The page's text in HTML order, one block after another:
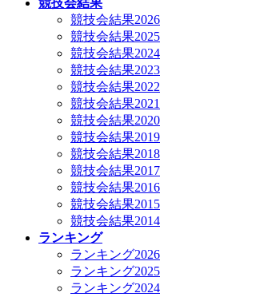
競技会結果
競技会結果2026
競技会結果2025
競技会結果2024
競技会結果2023
競技会結果2022
競技会結果2021
競技会結果2020
競技会結果2019
競技会結果2018
競技会結果2017
競技会結果2016
競技会結果2015
競技会結果2014
ランキング
ランキング2026
ランキング2025
ランキング2024